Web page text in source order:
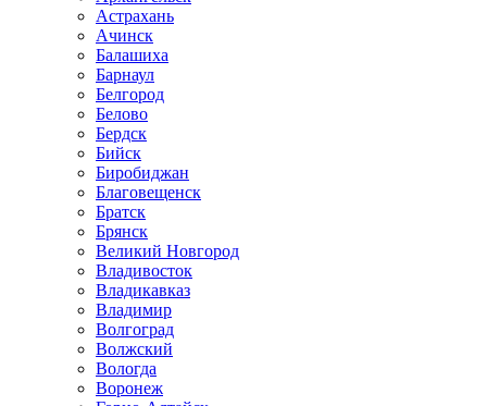
Астрахань
Ачинск
Балашиха
Барнаул
Белгород
Белово
Бердск
Бийск
Биробиджан
Благовещенск
Братск
Брянск
Великий Новгород
Владивосток
Владикавказ
Владимир
Волгоград
Волжский
Вологда
Воронеж